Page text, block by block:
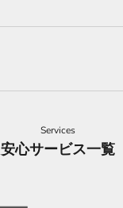
Services
安心サービス一覧